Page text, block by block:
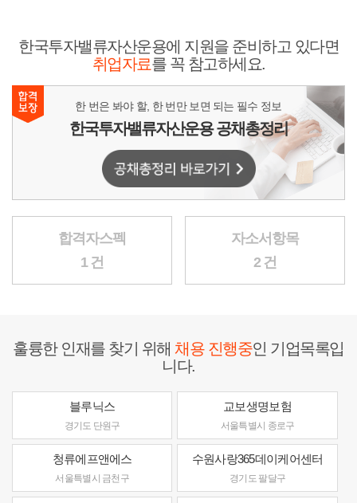
한국투자밸류자산운용에 지원을 준비하고 있다면
취업자료를 꼭 참고하세요.
한 번은 봐야 할, 한 번만 보면 되는 필수 정보
한국투자밸류자산운용 공채총정리
합격자스펙
1 건
자소서항목
2 건
훌륭한 인재를 찾기 위해채용 진행중인 기업목록입
니다.
블루닉스
경기도 단원구
교보생명보험
서울특별시 종로구
청류에프앤에스
서울특별시 금천구
수원사랑365데이케어센터
경기도 팔달구